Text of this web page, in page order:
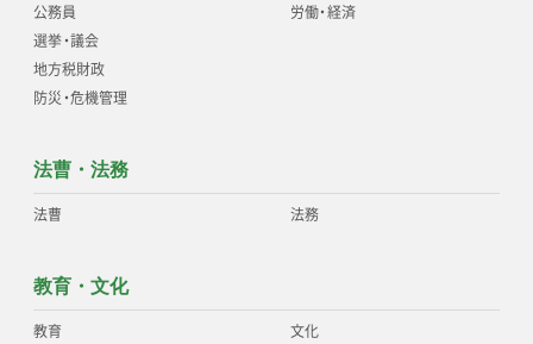
公務員
選挙・議会
地方税財政
防災・危機管理
労働・経済
法曹・法務
法曹 法務
教育・文化
教育 文化